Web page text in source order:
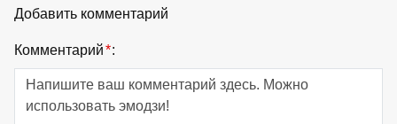
Добавить комментарий
Комментарий*: